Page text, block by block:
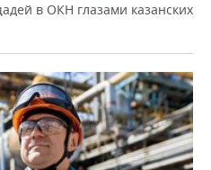
в ОКН глазами казанских